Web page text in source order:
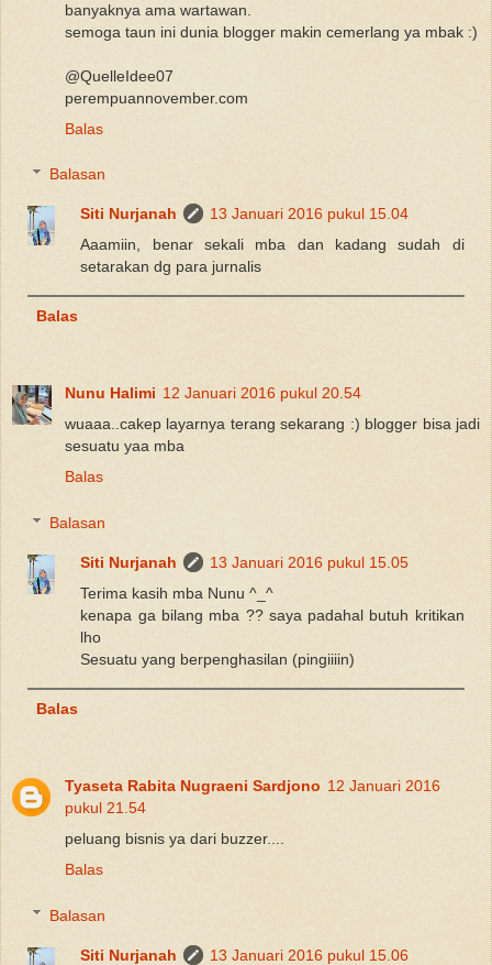
banyaknya ama wartawan.
semoga taun ini dunia blogger makin cemerlang ya mbak :)
@QuelleIdee07
perempuannovember.com
Balas
Balasan
Siti Nurjanah
13 Januari 2016 pukul 15.04
Aaamiin, benar sekali mba dan kadang sudah di
setarakan dg para jurnalis
Balas
Nunu Halimi 12 Januari 2016 pukul 20.54
wuaaa..cakep layarnya terang sekarang :) blogger bisa jadi
sesuatu yaa mba
Balas
Balasan
Siti Nurjanah
13 Januari 2016 pukul 15.05
Terima kasih mba Nunu ^_^
kenapa ga bilang mba ?? saya padahal butuh kritikan
lho
Sesuatu yang berpenghasilan (pingiiiin)
Balas
Tyaseta Rabita Nugraeni Sardjono 12 Januari 2016
pukul 21.54
peluang bisnis ya dari buzzer....
Balas
Balasan
Siti Nurjanah
13 Januari 2016 pukul 15.06